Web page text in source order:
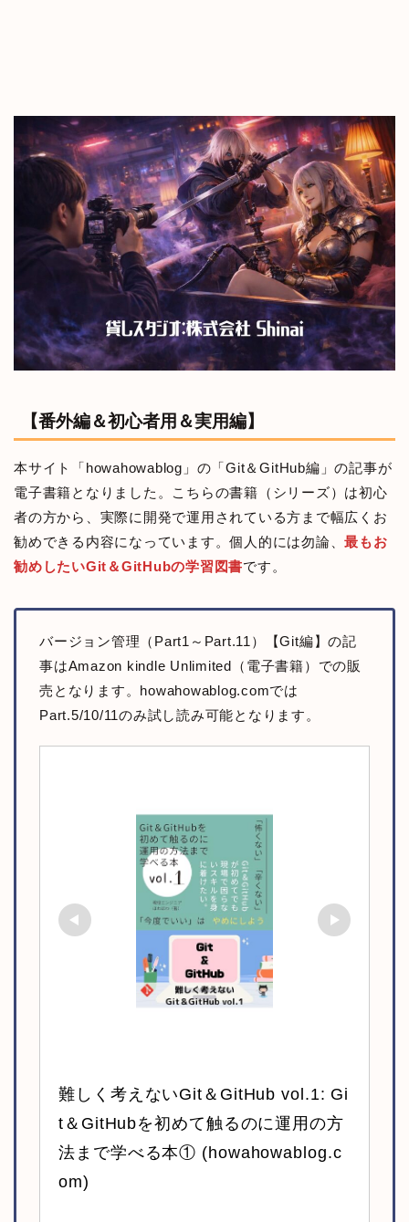
【番外編＆初心者用＆実用編】
本サイト「howahowablog」の「Git＆GitHub編」の記事が
電子書籍となりました。こちらの書籍（シリーズ）は初心
者の方から、実際に開発で運用されている方まで幅広くお
勧めできる内容になっています。個人的には勿論、最もお
勧めしたいGit＆GitHubの学習図書です。
バージョン管理（Part1～Part.11）【Git編】の記
事はAmazon kindle Unlimited（電子書籍）での販
売となります。howahowablog.comでは
Part.5/10/11のみ試し読み可能となります。
難しく考えないGit＆GitHub vol.1: Gi
t＆GitHubを初めて触るのに運用の方
法まで学べる本① (howahowablog.c
om)